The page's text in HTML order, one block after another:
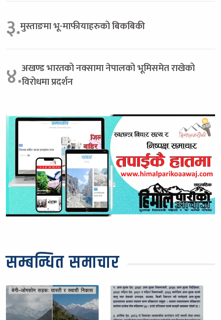
३.मुस्ताङमा भू-माफीयाहरुको बिकबिकी
४.अखण्ड भारतको नक्सामा नेपालको भूमिसमेत राखेको
विरोधमा प्रदर्शन
सम्बन्धित समाचार